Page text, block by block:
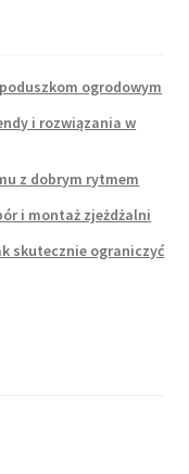
ogrodowym
i rozwiązania w
z dobrym rytmem
i montaż zjeżdżalni
skutecznie ograniczyć